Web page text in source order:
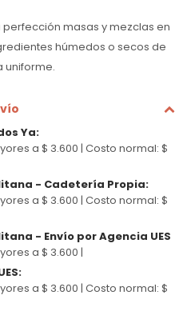
masas y mezclas en
húmedos o secos de
uniforme.
Ya:
a $ 3.600 | Costo normal: $
- Cadetería Propia:
a $ 3.600 | Costo normal: $
- Envío por Agencia UES
a $ 3.600 |
:
a $ 3.600 | Costo normal: $